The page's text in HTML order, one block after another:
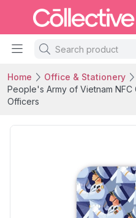
Home Office & Stationery
People's Army of Vietnam
Officers